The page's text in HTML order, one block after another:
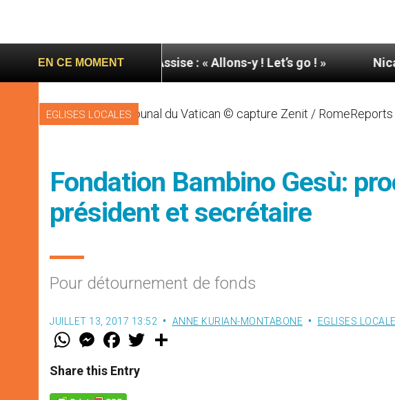
EN CE MOMENT
du pape à Assise : « Allons-y ! Let’s go ! » Nicaragua :
EGLISES LOCALES
Fondation Bambino Gesù:
président et secrétaire
Pour détournement de fonds
JUILLET 13, 2017 13:52 ANNE KURIAN-MONTABONE EGLISES
W
t
s
M
e
s
e
F
a
e
b
w
Share this Entry